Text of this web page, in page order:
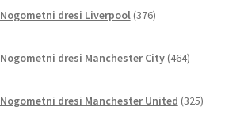
Nogometni dresi Liverpool 376izdelkov
Nogometni dresi Manchester City 464izdelkov
Nogometni dresi Manchester United 325izdelkov